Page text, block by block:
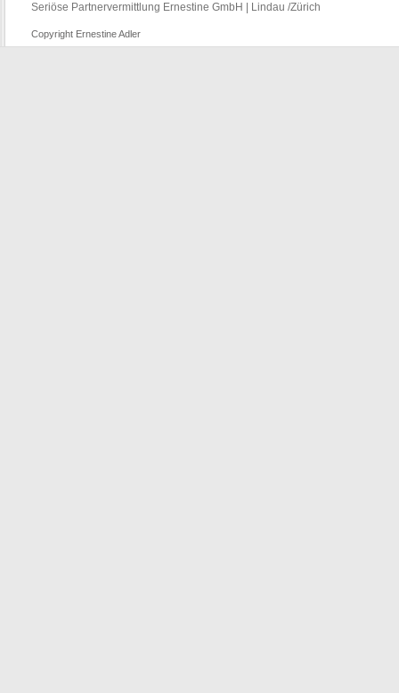
Seriöse Partnervermittlung Ernestine GmbH | Lindau /Zürich
Copyright Ernestine Adler